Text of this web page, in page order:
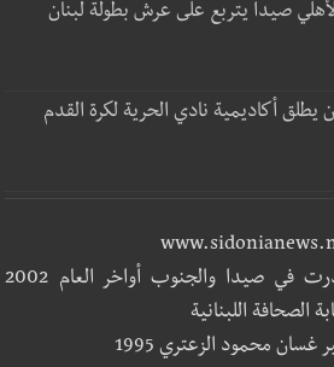
صيدا يتربع على عرش بطولة لبنان
يطلق أكاديمية نادي الحرية لكرة القدم
أول صحيفة اليكترونية صدرت في صيدا والجنوب أواخر العام 2002
الصحافة اللبنانية
محمود الزعتري 1995